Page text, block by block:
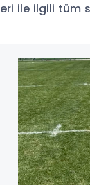
ile ilgili tüm